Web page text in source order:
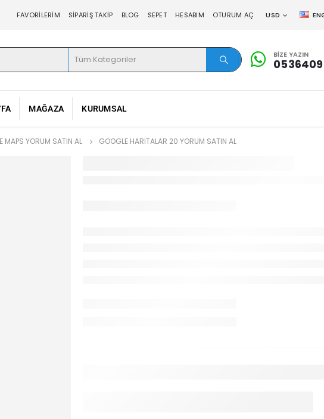
FAVORILERIM SIPARIŞ TAKIP BLOG SEPET HESABIM OTURUM AÇ USD
BIZE YAZIN
MAĞAZA KURUMSAL
MAPS YORUM SATIN AL GOOGLE HARITALAR 20 YORUM SATIN AL